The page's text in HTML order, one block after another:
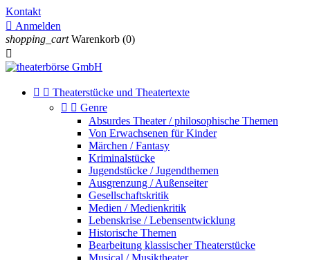
Kontakt
 Anmelden
shopping_cart Warenkorb (0)

  Theaterstücke und Theatertexte
  Genre
Absurdes Theater / philosophische Themen
Von Erwachsenen für Kinder
Märchen / Fantasy
Kriminalstücke
Jugendstücke / Jugendthemen
Ausgrenzung / Außenseiter
Gesellschaftskritik
Medien / Medienkritik
Lebenskrise / Lebensentwicklung
Historische Themen
Bearbeitung klassischer Theaterstücke
Musical / Musiktheater